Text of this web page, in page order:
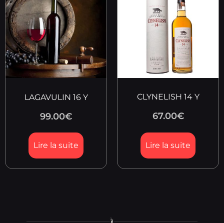
LAGAVULIN 16 Y
99.00€
Lire la suite
CLYNELISH 14 Y
67.00€
Lire la suite